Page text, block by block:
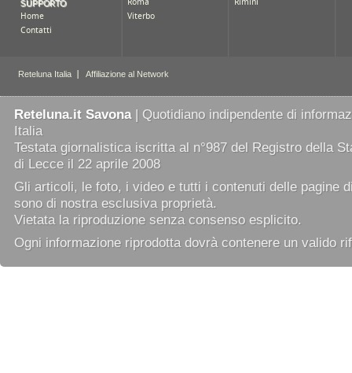
Reteluna.it Savona| Quotidiano indipendente di
Italia
Testata giornalistica iscritta al n°987 del Registro della
di Lecce il 22 aprile 2008
Gli articoli, le foto, i video e tutti i contenuti delle pagine
sono di nostra esclusiva proprietà.
Vietata la riproduzione senza consenso esplicito.
Ogni informazione riprodotta dovrà contenere un valido